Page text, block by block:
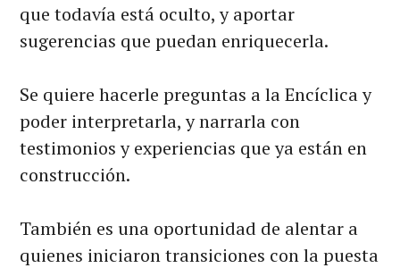
que todavía está oculto, y aportar
sugerencias que puedan enriquecerla.
Se quiere hacerle preguntas a la Encíclica y
poder interpretarla, y narrarla con
testimonios y experiencias que ya están en
construcción.
También es una oportunidad de alentar a
quienes iniciaron transiciones con la puesta